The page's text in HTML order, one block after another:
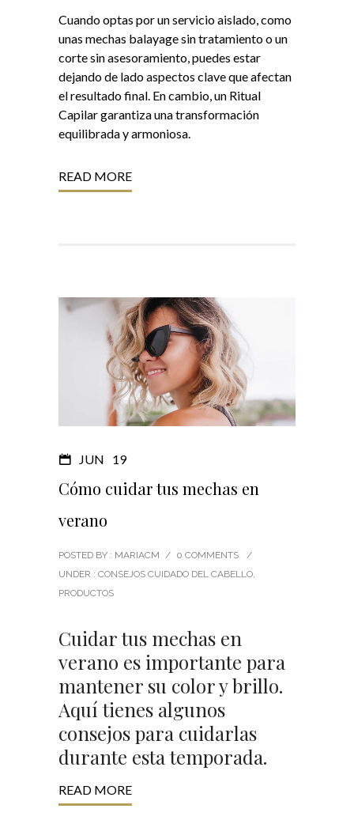
Cuando optas por un servicio aislado, como
unas mechas balayage sin tratamiento o un
corte sin asesoramiento, puedes estar
dejando de lado aspectos clave que afectan
el resultado final. En cambio, un Ritual
Capilar garantiza una transformación
equilibrada y armoniosa.
READ MORE
JUN 19
Cómo cuidar tus mechas en
verano
POSTED BY : MARIACM / 0 COMMENTS
/
UNDER : CONSEJOS CUIDADO DEL CABELLO,
PRODUCTOS
Cuidar tus mechas en
verano es importante para
mantener su color y brillo.
Aquí tienes algunos
consejos para cuidarlas
durante esta temporada.
READ MORE